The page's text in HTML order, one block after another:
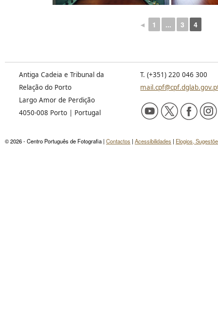
◄ 1 ... 3 4
Antiga Cadeia e Tribunal da
Relação do Porto
Largo Amor de Perdição
4050-008 Porto | Portugal
T. (+351) 220 046 300
© 2026 - Centro Português de Fotografia | Contactos | Acessibilidades | Elogios,